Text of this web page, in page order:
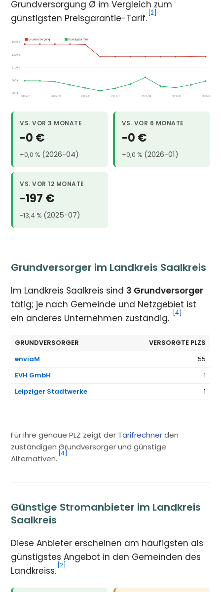
Grundversorgung Ø im Vergleich zum
günstigsten Preisgarantie-Tarif. [2]
VS. VOR 3 MONATE
−0 €
+0,0 % (2026-04)
VS. VOR 6 MONATE
−0 €
+0,0 % (2026-01)
VS. VOR 12 MONATE
−197 €
−13,4 % (2025-07)
Grundversorger im Landkreis Saalkreis
Im Landkreis Saalkreis sind 3 Grundversorger
tätig; je nach Gemeinde und Netzgebiet ist
ein anderes Unternehmen zuständig.
[4]
GRUNDVERSORGER
VERSORGTE PLZS
enviaM
55
EVH GmbH
1
Leipziger Stadtwerke
1
Für Ihre genaue PLZ zeigt der Tarifrechnerden
zuständigen Grundversorger und günstige
Alternativen.
[4]
Günstige Stromanbieter im Landkreis
Saalkreis
Diese Anbieter erscheinen am häufigsten als
günstigstes Angebot in den Gemeinden des
Landkreiss. [2]